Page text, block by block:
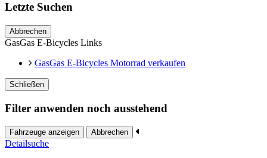
Letzte Suchen
Abbrechen
GasGas E-Bicycles Links
GasGas E-Bicycles Motorrad verkaufen
Schließen
Filter anwenden noch ausstehend
Fahrzeuge anzeigen Abbrechen
Detailsuche